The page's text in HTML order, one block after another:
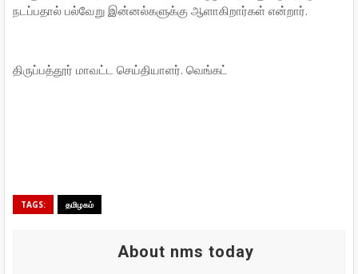
நடப்பதால் பல்வேறு இன்னல்களுக்கு ஆளாகிறார்கள் என்றார்.
திருப்பத்தூர் மாவட்ட செய்தியாளர்‌. வெங்கட்
TAGS: தமிழகம்
About nms today